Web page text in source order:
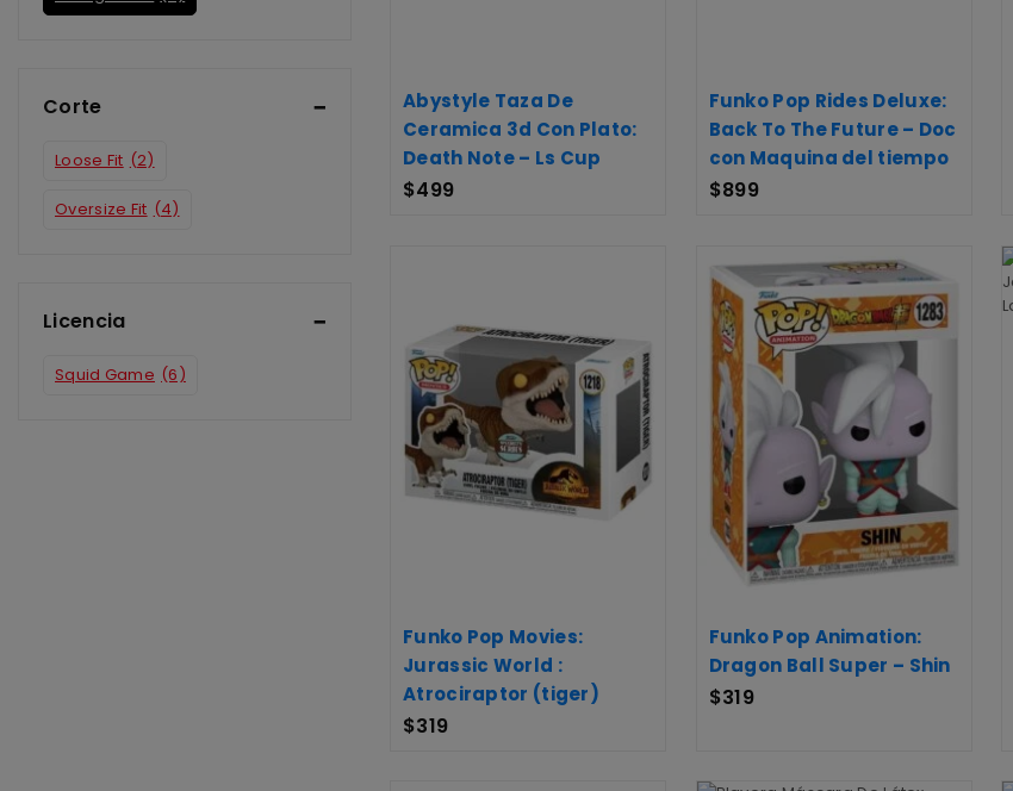
Abystyle Taza De
Ceramica 3d Con Plato:
Death Note – Ls Cup
$499
Funko Pop Rides Deluxe:
Back To The Future – Doc
con Maquina del tiempo
$899
Funko Pop Movies:
Jurassic World :
Atrociraptor (tiger)
$319
Funko Pop Animation:
Dragon Ball Super – Shin
$319
Corte
Loose Fit (2)
Oversize Fit (4)
Licencia
Squid Game (6)